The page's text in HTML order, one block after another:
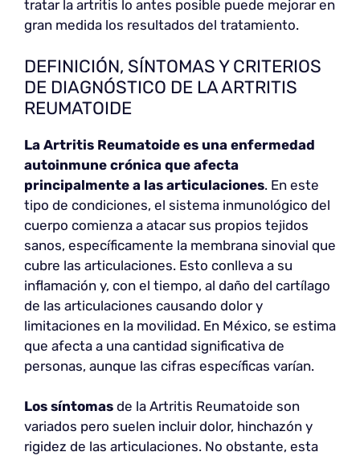
tratar la artritis lo antes posible puede mejorar en
gran medida los resultados del tratamiento.
DEFINICIÓN, SÍNTOMAS Y CRITERIOS
DE DIAGNÓSTICO DE LA ARTRITIS
REUMATOIDE
La Artritis Reumatoide es una enfermedad
autoinmune crónica que afecta
principalmente a las articulaciones. En este
tipo de condiciones, el sistema inmunológico del
cuerpo comienza a atacar sus propios tejidos
sanos, específicamente la membrana sinovial que
cubre las articulaciones. Esto conlleva a su
inflamación y, con el tiempo, al daño del cartílago
de las articulaciones causando dolor y
limitaciones en la movilidad. En México, se estima
que afecta a una cantidad significativa de
personas, aunque las cifras específicas varían.
Los síntomas de la Artritis Reumatoide son
variados pero suelen incluir dolor, hinchazón y
rigidez de las articulaciones. No obstante, esta